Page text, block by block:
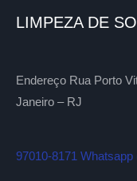
LIMPEZA DE
Endereço Rua Porto
Janeiro – RJ
97010-8171 Whatsapp